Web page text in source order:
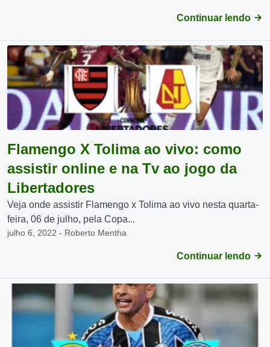
Continuar lendo
Flamengo X Tolima ao vivo: como
assistir online e na Tv ao jogo da
Libertadores
Veja onde assistir Flamengo x Tolima ao vivo nesta quarta-
feira, 06 de julho, pela Copa...
julho 6, 2022 - Roberto Mentha
Continuar lendo